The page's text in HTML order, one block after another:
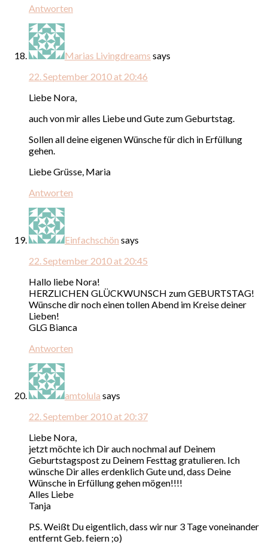
Antworten
Marias Livingdreams says
22. September 2010 at 20:46
Liebe Nora,
auch von mir alles Liebe und Gute zum Geburtstag.
Sollen all deine eigenen Wünsche für dich in Erfüllung
gehen.
Liebe Grüsse, Maria
Antworten
Einfachschön says
22. September 2010 at 20:45
Hallo liebe Nora!
HERZLICHEN GLÜCKWUNSCH zum GEBURTSTAG!
Wünsche dir noch einen tollen Abend im Kreise deiner
Lieben!
GLG Bianca
Antworten
amtolula says
22. September 2010 at 20:37
Liebe Nora,
jetzt möchte ich Dir auch nochmal auf Deinem
Geburtstagspost zu Deinem Festtag gratulieren. Ich
wünsche Dir alles erdenklich Gute und, dass Deine
Wünsche in Erfüllung gehen mögen!!!!
Alles Liebe
Tanja
P.S. Weißt Du eigentlich, dass wir nur 3 Tage voneinander
entfernt Geb. feiern ;o)